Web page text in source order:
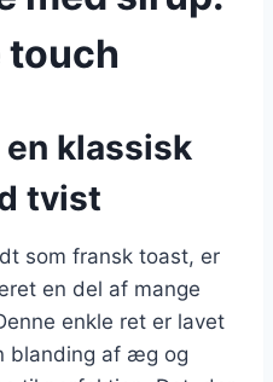
touch
klassisk
tvist
som fransk toast, er
en del af mange
enkle ret er lavet
blanding af æg og